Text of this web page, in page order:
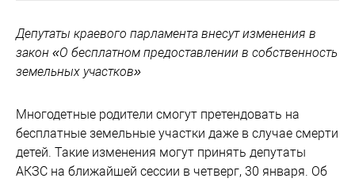
Депутаты краевого парламента внесут изменения в
закон «О бесплатном предоставлении в собственность
земельных участков»
Многодетные родители смогут претендовать на
бесплатные земельные участки даже в случае смерти
детей. Такие изменения могут принять депутаты
АКЗС на ближайшей сессии в четверг, 30 января. Об